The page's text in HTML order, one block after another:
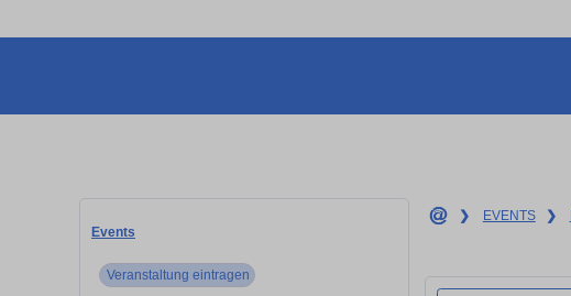
Events
Veranstaltung eintragen
❯ EVENTS ❯